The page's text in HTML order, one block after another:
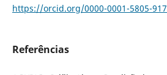
https://orcid.org/0000-0001-5805-
Referências